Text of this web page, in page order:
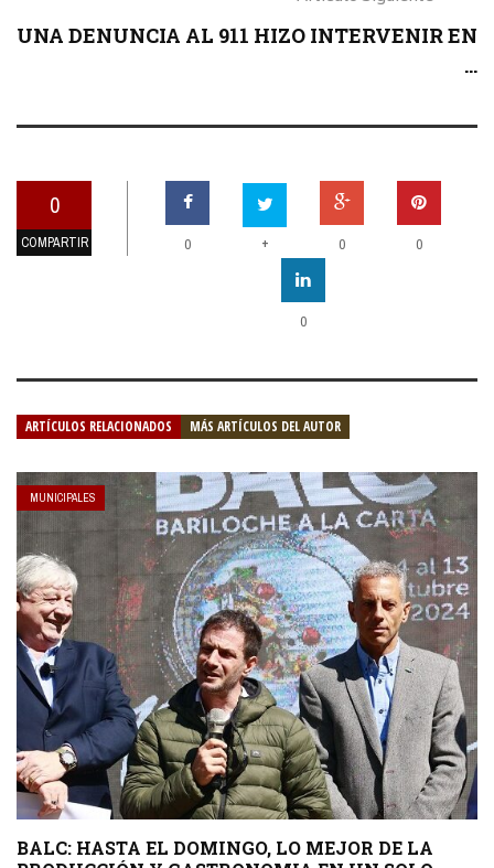
UNA DENUNCIA AL 911 HIZO INTERVENIR EN
...
0
COMPARTIR 0 + 0 0
0
ARTÍCULOS RELACIONADOS MÁS ARTÍCULOS DEL AUTOR
MUNICIPALES
BALC: HASTA EL DOMINGO, LO MEJOR DE LA